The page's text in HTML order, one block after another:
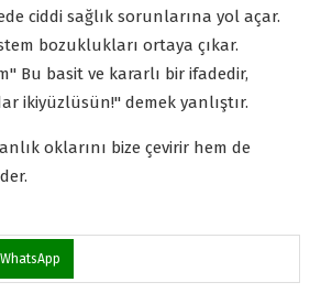
ciddi sağlık sorunlarına yol açar.
bozuklukları ortaya çıkar.
Bu basit ve kararlı bir ifadedir,
ikiyüzlüsün!" demek yanlıştır.
oklarını bize çevirir hem de
WhatsApp